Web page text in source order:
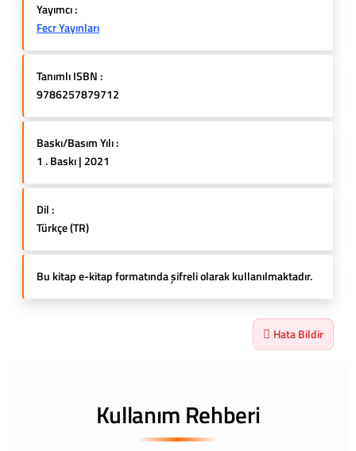
Yayımcı :
Fecr Yayınları
Tanımlı ISBN :
9786257879712
Baskı/Basım Yılı :
1 . Baskı | 2021
Dil :
Türkçe (TR)
Bu kitap e-kitap formatında şifreli olarak kullanılmaktadır.
Hata Bildir
Kullanım Rehberi